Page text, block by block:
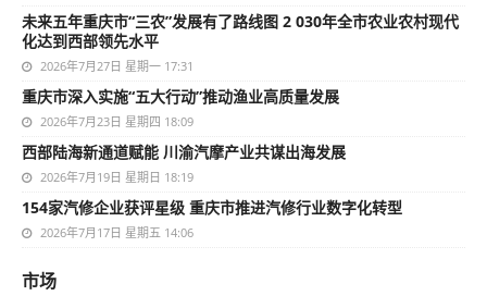
未来五年重庆市“三农”发展有了路线图 2 030年全市农业农村现代
化达到西部领先水平
2026年7月27日 星期一 17:31
重庆市深入实施“五大行动”推动渔业高质量发展
2026年7月23日 星期四 18:09
西部陆海新通道赋能 川渝汽摩产业共谋出海发展
2026年7月19日 星期日 18:19
154家汽修企业获评星级 重庆市推进汽修行业数字化转型
2026年7月17日 星期五 14:06
市场